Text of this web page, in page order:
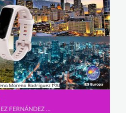
Secundaria, ANABEL SÁNCHEZ FERNÁNDEZ y LORENA MORENO RODRÍGUEZ